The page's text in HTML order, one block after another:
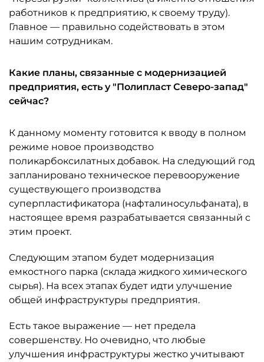
работников к предприятию, к своему труду).
Главное — правильно содействовать в этом
нашим сотрудникам.
Какие планы, связанные с модернизацией
предприятия, есть у "Полипласт Северо-запад"
сейчас?
К данному моменту готовится к вводу в полном
режиме новое производство
поликарбоксилатных добавок. На следующий год
запланировано техническое перевооружение
существующего производства
суперпластификатора (нафталиносульфаната), в
настоящее время разрабатывается связанный с
этим проект.
Следующим этапом будет модернизация
емкостного парка (склада жидкого химического
сырья). На всех этапах будет идти улучшение
общей инфраструктуры предприятия.
Есть такое выражение — нет предела
совершенству. Но очевидно, что любые
улучшения инфраструктуры жестко учитывают